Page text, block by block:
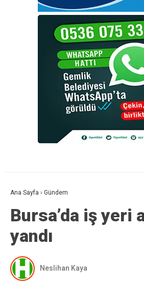
Ana Sayfa › Gündem
Bursa’da iş yeri
yandı
Neslihan Kaya